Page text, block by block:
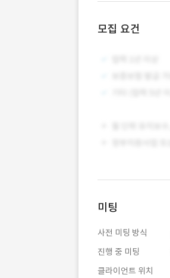
모집 요건
미팅
사전 미팅 방식
진행 중 미팅
클라이언트 위치